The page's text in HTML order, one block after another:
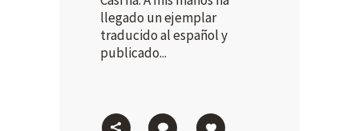
llegado un ejemplar
traducido al español y
publicado...